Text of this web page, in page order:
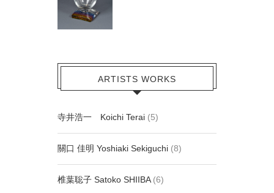
ARTISTS WORKS
寺井浩一 Koichi Terai (5)
關口 佳明 Yoshiaki Sekiguchi (8)
椎葉聡子 Satoko SHIIBA (6)